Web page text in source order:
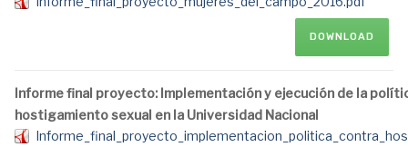
DOWNLOAD
Informe final proyecto: Implementación y ejecución de la
hostigamiento sexual en la Universidad Nacional